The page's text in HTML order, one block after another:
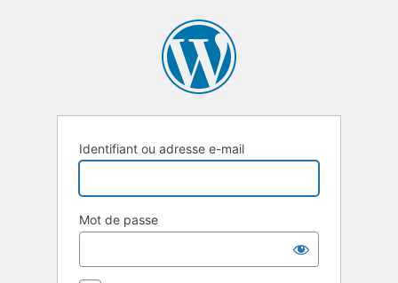
Identifiant ou adresse e-mail
Mot de passe